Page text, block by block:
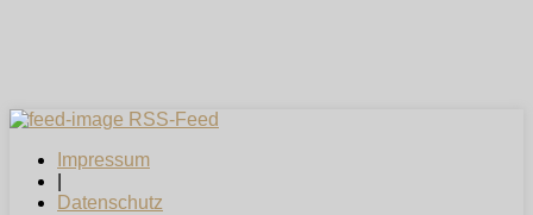
RSS-Feed
Impressum
Datenschutz